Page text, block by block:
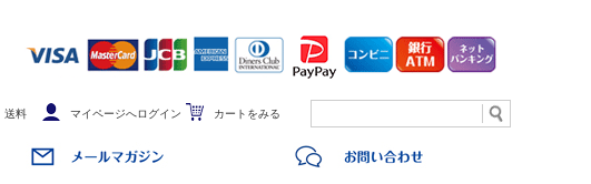
送料 マイページへログイン カートをみる